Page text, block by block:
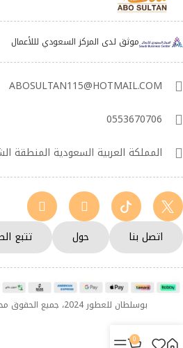
موثق لدى المركز السعودي لللأعمال
ABOSULTAN115@HOTMAIL.COM
0553670706
المملكة العربية السعودية المنطقة
اتصل بنا حول تتبع
بوسلطان للعطور 2024، جميع الحقوق محفوظة – برمجة وتطوير
0